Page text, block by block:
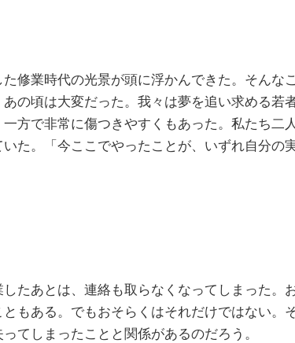
修業時代の光景が頭に浮かんできた。そんな
の頃は大変だった。我々は夢を追い求める若
方で非常に傷つきやすくもあった。私たち二
た。「今ここでやったことが、いずれ自分の
たあとは、連絡も取らなくなってしまった。
もある。でもおそらくはそれだけではない。
てしまったことと関係があるのだろう。